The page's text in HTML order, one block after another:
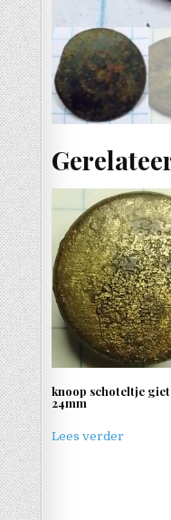
knoop schoteltje
24mm
Lees verder